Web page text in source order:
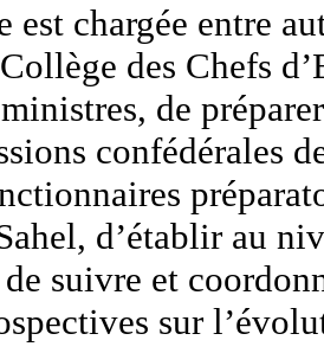
est chargée entre
des Chefs
de
confédérales
d’établir au
suivre et
sur